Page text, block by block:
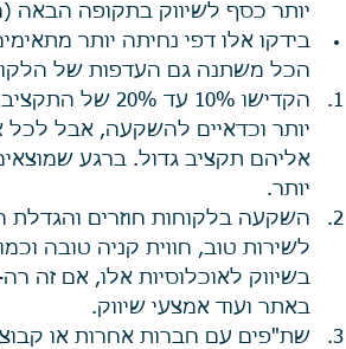
יותר כסף לשיווק בתקופה הבאה
בידקו אלו דפי נחיתה יותר
הכל משתנה גם העדפות של
הקדישו 10%
יותר וכדאיים להשקעה, אבל לכל
אליהם תקציב גדול. ברגע
יותר.
השקעה בלקוחות חוזרים והגדלת
לשירות טוב, חווית קניה טובה
בשיווק לאוכלוסיות אלו, אם זה
באתר ועוד אמצעי שיווק.
שת"פים עם חברות אחרות או